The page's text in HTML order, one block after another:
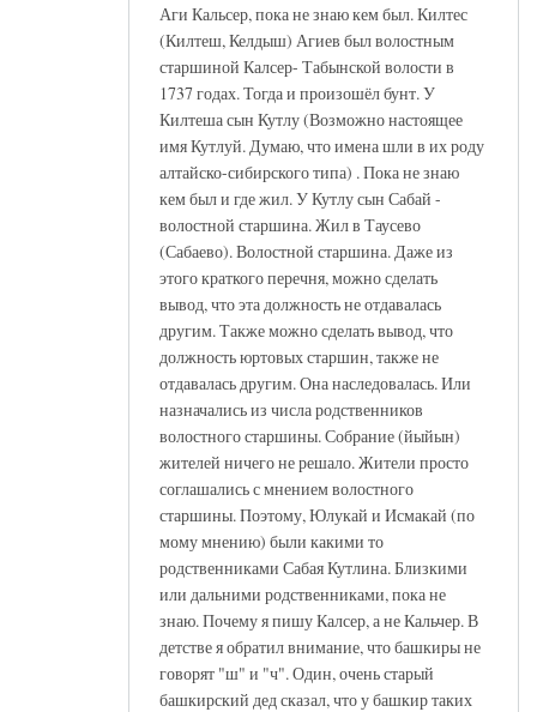
Аги Кальсер, пока не знаю кем был. Килтес
(Килтеш, Келдыш) Агиев был волостным
старшиной Калсер- Табынской волости в
1737 годах. Тогда и произошёл бунт. У
Килтеша сын Кутлу (Возможно настоящее
имя Кутлуй. Думаю, что имена шли в их роду
алтайско-сибирского типа) . Пока не знаю
кем был и где жил. У Кутлу сын Сабай -
волостной старшина. Жил в Таусево
(Сабаево). Волостной старшина. Даже из
этого краткого перечня, можно сделать
вывод, что эта должность не отдавалась
другим. Также можно сделать вывод, что
должность юртовых старшин, также не
отдавалась другим. Она наследовалась. Или
назначались из числа родственников
волостного старшины. Собрание (йыйын)
жителей ничего не решало. Жители просто
соглашались с мнением волостного
старшины. Поэтому, Юлукай и Исмакай (по
мому мнению) были какими то
родственниками Сабая Кутлина. Близкими
или дальними родственниками, пока не
знаю. Почему я пишу Калсер, а не Кальчер. В
детстве я обратил внимание, что башкиры не
говорят "ш" и "ч". Один, очень старый
башкирский дед сказал, что у башкир таких